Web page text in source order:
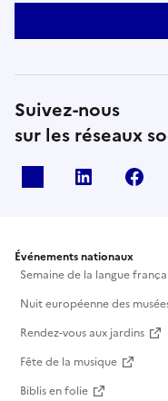
Suivez-nous
sur les réseaux
Linkedin
Événements nationaux
Semaine de la langue
Nuit européenne des
Rendez-vous aux jardins
Fête de la musique
Biblis en folie